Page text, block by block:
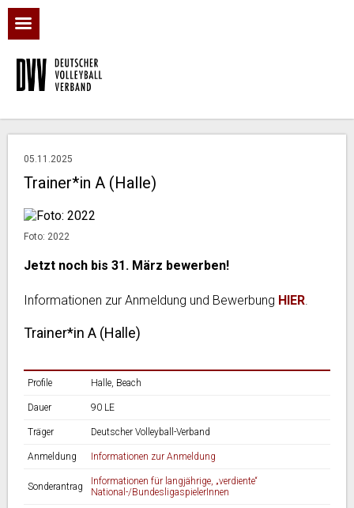
05.11.2025
Trainer*in A (Halle)
Foto: 2022
Jetzt noch bis 31. März bewerben!
Informationen zur Anmeldung und Bewerbung HIER.
Trainer*in A (Halle)
Profile Halle, Beach
Dauer 90 LE
Träger Deutscher Volleyball-Verband
Anmeldung Informationen zur Anmeldung
Sonderantrag
Informationen für langjährige, „verdiente“
National-/BundesligaspielerInnen